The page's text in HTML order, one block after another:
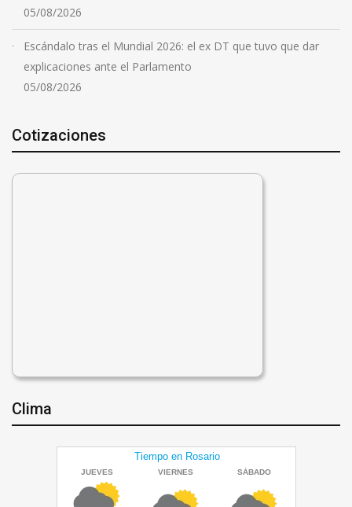
05/08/2026
Escándalo tras el Mundial 2026: el ex DT que tuvo que dar
explicaciones ante el Parlamento
05/08/2026
Cotizaciones
Clima